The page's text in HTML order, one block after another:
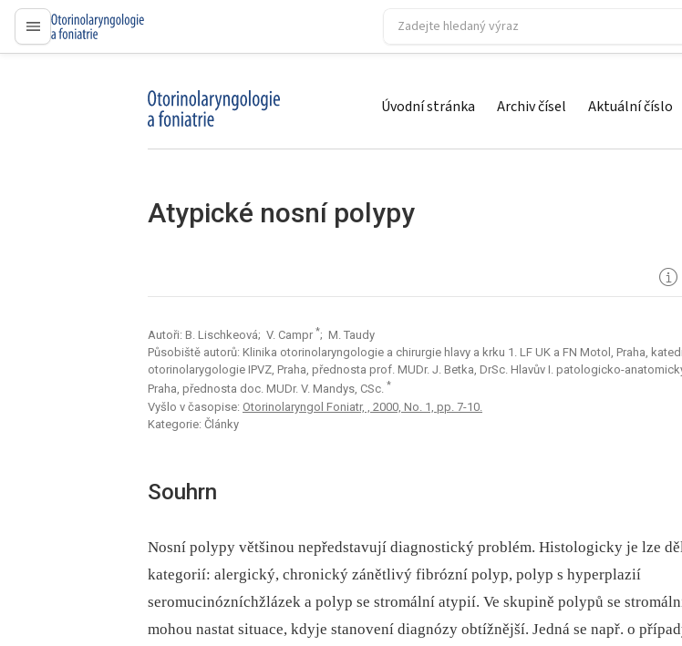
proLékaře.cz
proLékaře.cz Úvodní stránka Archiv čísel Aktuální číslo
Atypické nosní polypy
Autoři: B. Lischkeová; V. Campr *; M. Taudy
Působiště autorů: Klinika otorinolaryngologie a chirurgie hlavy a krku 1. LF UK a FN Motol, Praha,
otorinolarygologie IPVZ, Praha, přednosta prof. MUDr. J. Betka, DrSc. Hlavův I. patologicko-
Praha, přednosta doc. MUDr. V. Mandys, CSc. *
Vyšlo v časopise: Otorinolaryngol Foniatr, , 2000, No. 1, pp. 7-10.
Kategorie: Články
Souhrn
Nosní polypy většinou nepředstavují diagnostický problém. Histologicky je lze
kategorií: alergický, chronický zánětlivý fibrózní polyp, polyp s hyperplazií
seromucinózníchžlázek a polyp se stromální atypií. Ve skupině polypů se
mohou nastat situace, kdyje stanovení diagnózy obtížnější. Jedná se např. o